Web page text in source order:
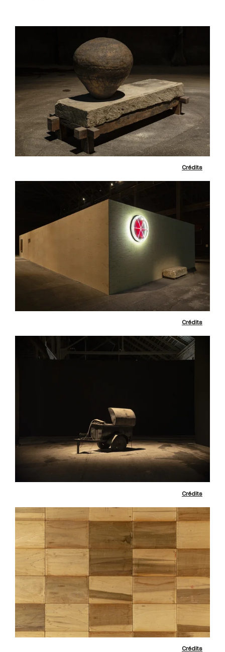
Crédits
Crédits
Crédits
Crédits